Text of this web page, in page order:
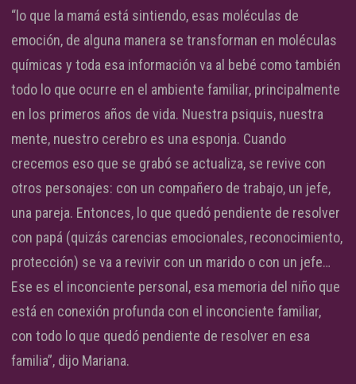
“lo que la mamá está sintiendo, esas moléculas de
emoción, de alguna manera se transforman en moléculas
químicas y toda esa información va al bebé como también
todo lo que ocurre en el ambiente familiar, principalmente
en los primeros años de vida. Nuestra psiquis, nuestra
mente, nuestro cerebro es una esponja. Cuando
crecemos eso que se grabó se actualiza, se revive con
otros personajes: con un compañero de trabajo, un jefe,
una pareja. Entonces, lo que quedó pendiente de resolver
con papá (quizás carencias emocionales, reconocimiento,
protección) se va a revivir con un marido o con un jefe…
Ese es el inconciente personal, esa memoria del niño que
está en conexión profunda con el inconciente familiar,
con todo lo que quedó pendiente de resolver en esa
familia”, dijo Mariana.